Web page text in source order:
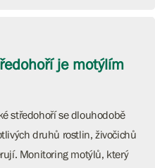
je motýlím
středohoří se dlouhodobě
druhů rostlin, živočichů
Monitoring motýlů, který